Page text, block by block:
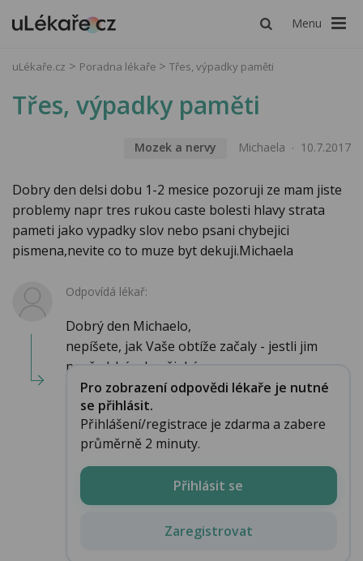
Menu
uLékaře.cz Poradna lékaře Třes, výpadky paměti
Třes, výpadky paměti
Mozek a nervy Michaela 10.7.2017
Dobry den delsi dobu 1-2 mesice pozoruji ze mam jiste
problemy napr tres rukou caste bolesti hlavy strata
pameti jako vypadky slov nebo psani chybejici
pismena,nevite co to muze byt dekuji.Michaela
Odpovídá lékař:
Dobrý den Michaelo,
nepíšete, jak Vaše obtíže začaly - jestli jim
nepředcházela nějaká a...
Pro zobrazení odpovědi lékaře je nutné
se přihlásit.
Přihlášení/registrace je zdarma a zabere
průměrně 2 minuty.
Přihlásit se
Zaregistrovat